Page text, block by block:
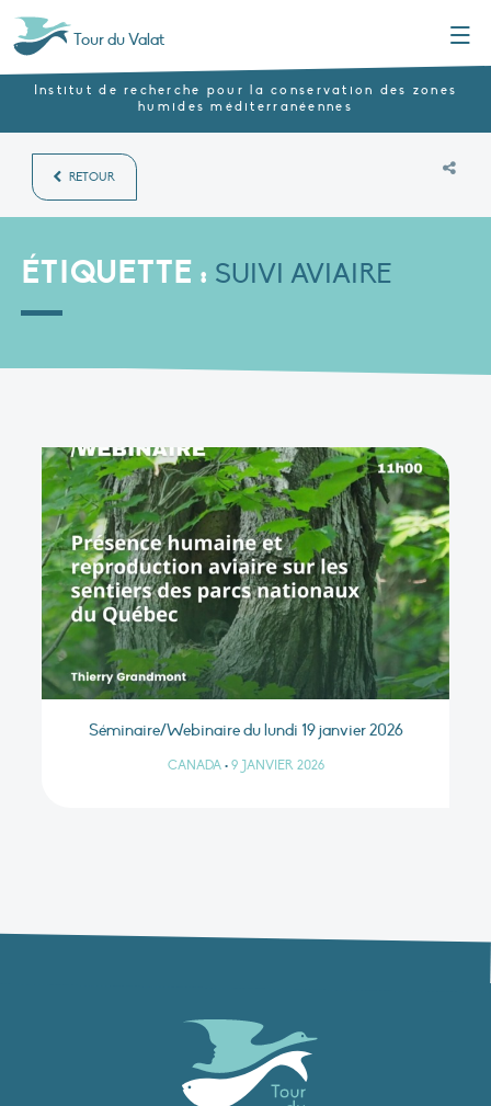
Tour du Valat
Institut de recherche pour la conservation des zones
humides méditerranéennes
RETOUR
ÉTIQUETTE : SUIVI AVIAIRE
Séminaire/Webinaire du lundi 19 janvier 2026
CANADA • 9 JANVIER 2026